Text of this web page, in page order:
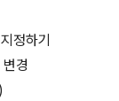
정하기
경